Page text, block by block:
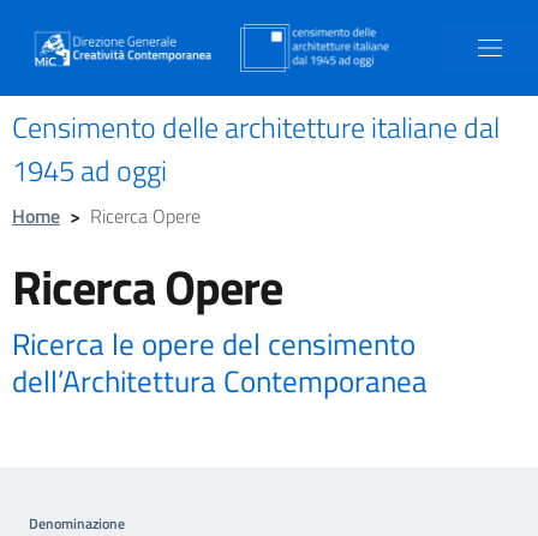
Censimento delle architetture italiane dal
1945 ad oggi
Home > Ricerca Opere
Ricerca Opere
Ricerca le opere del censimento
dell’Architettura Contemporanea
Denominazione